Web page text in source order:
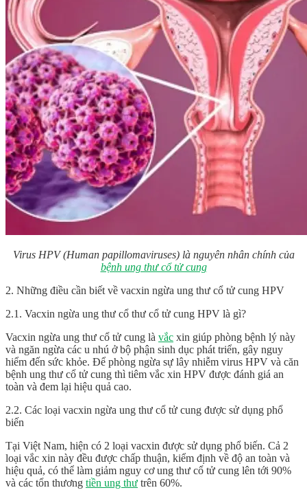
Virus HPV (Human papillomaviruses) là nguyên nhân chính của
bệnh ung thư cổ tử cung
2. Những điều cần biết về vacxin ngừa ung thư cổ tử cung HPV
2.1. Vacxin ngừa ung thư cổ thư cổ tử cung HPV là gì?
Vacxin ngừa ung thư cổ tử cung là vắc xin giúp phòng bệnh lý này
và ngăn ngừa các u nhú ở bộ phận sinh dục phát triển, gây nguy
hiểm đến sức khỏe. Để phòng ngừa sự lây nhiễm virus HPV và căn
bệnh ung thư cổ tử cung thì tiêm vắc xin HPV được đánh giá an
toàn và đem lại hiệu quả cao.
2.2. Các loại vacxin ngừa ung thư cổ tử cung được sử dụng phổ
biến
Tại Việt Nam, hiện có 2 loại vacxin được sử dụng phổ biến. Cả 2
loại vắc xin này đều được chấp thuận, kiểm định về độ an toàn và
hiệu quả, có thể làm giảm nguy cơ ung thư cổ tử cung lên tới 90%
và các tổn thương tiền ung thư trên 60%.